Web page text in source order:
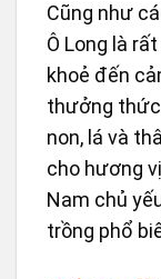
Cũng như
Ô Long là
khoẻ đến
thưởng
non, lá và
cho hương
Nam chủ
trồng phổ